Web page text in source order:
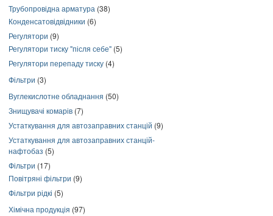
Трубопровідна арматура (38)
Конденсатовідвідники (6)
Регулятори (9)
Регулятори тиску "після себе" (5)
Регулятори перепаду тиску (4)
Фільтри (3)
Вуглекислотне обладнання (50)
Знищувачі комарів (7)
Устаткування для автозаправних станцій (9)
Устаткування для автозаправних станцій-
нафтобаз (5)
Фільтри (17)
Повітряні фільтри (9)
Фільтри рідкі (5)
Хімічна продукція (97)